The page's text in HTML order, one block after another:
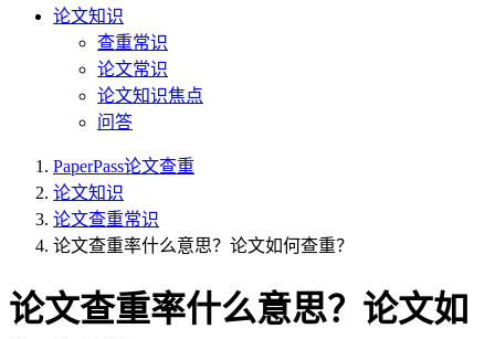
论文知识
查重常识
论文常识
论文知识焦点
问答
PaperPass论文查重
论文知识
论文查重常识
论文查重率什么意思？论文如何查重？
论文查重率什么意思？论文如